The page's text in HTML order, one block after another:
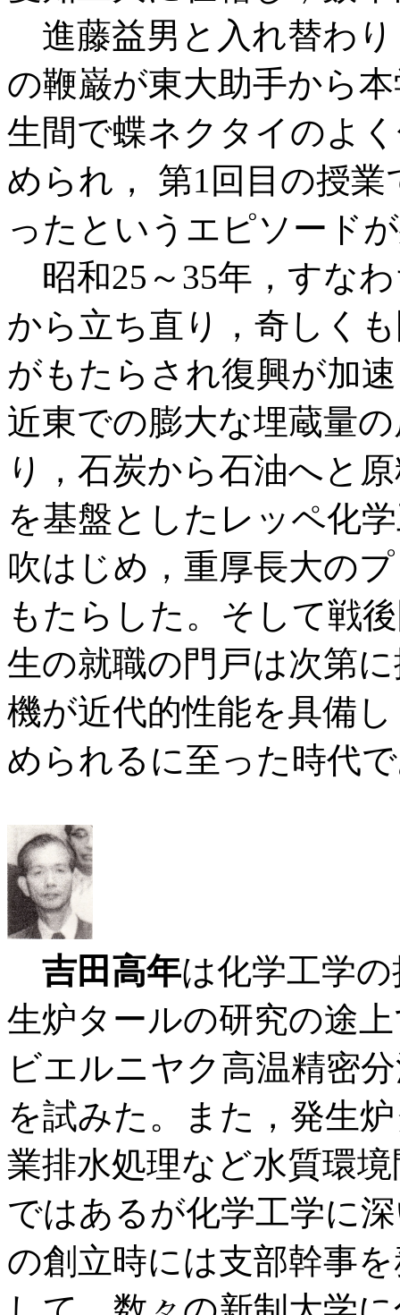
進藤益男と入れ替わり
の鞭巌が東大助手から
生間で蝶ネクタイのよ
められ， 第1回目の授
ったというエピソード
昭和25～35年，すな
から立ち直り，奇しく
がもたらされ復興が加
近東での膨大な埋蔵量
り，石炭から石油へと
を基盤としたレッペ化
吹はじめ，重厚長大の
もたらした。そして戦
生の就職の門戸は次第
機が近代的性能を具備
められるに至った時代
吉田高年は化学工学
生炉タールの研究の途
ビエルニヤク高温精密
を試みた。また，発生
業排水処理など水質環
ではあるが化学工学に
の創立時には支部幹事